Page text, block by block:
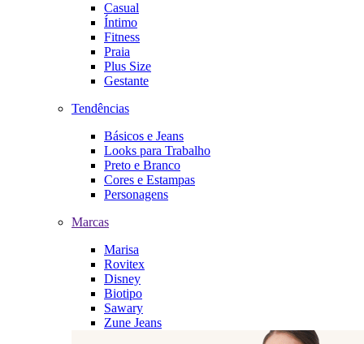
Casual
Íntimo
Fitness
Praia
Plus Size
Gestante
Tendências
Básicos e Jeans
Looks para Trabalho
Preto e Branco
Cores e Estampas
Personagens
Marcas
Marisa
Rovitex
Disney
Biotipo
Sawary
Zune Jeans